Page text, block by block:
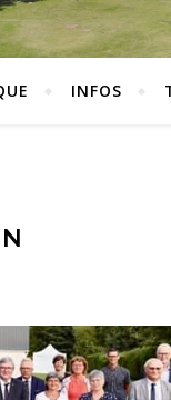
INFOS